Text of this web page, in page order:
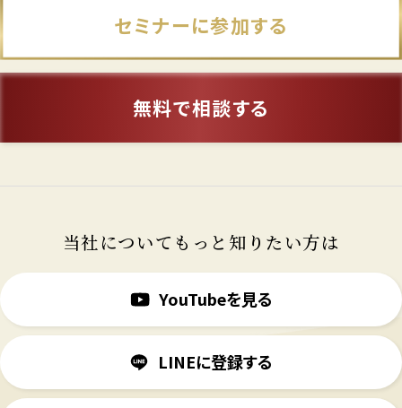
セミナーに参加する
無料で相談する
当社についてもっと知りたい方は
YouTubeを見る
LINEに登録する